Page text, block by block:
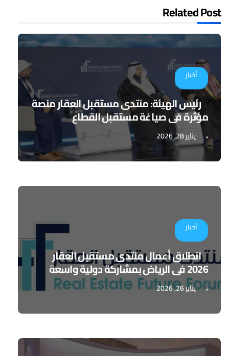
Related Post
أخبار
رئيس الهيئة: منتدى مستقبل العقار منصة
مؤثرة في صياغة مستقبل القطاع
يناير 28, 2026
أخبار
انطلاق أعمال منتدى مستقبل العقار
2026 في الرياض بمشاركة دولية واسعة
يناير 26, 2026